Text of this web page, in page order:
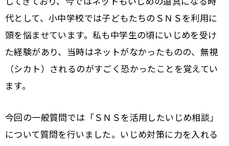
代として、小中学校では子どもたちのＳＮＳを利用に
頭を悩ませています。私も中学生の頃にいじめを受け
た経験があり、当時はネットがなかったものの、無視
（シカト）されるのがすごく恐かったことを覚えてい
ます。
今回の一般質問では「ＳＮＳを活用したいじめ相談」
について質問を行いました。いじめ対策に力を入れる